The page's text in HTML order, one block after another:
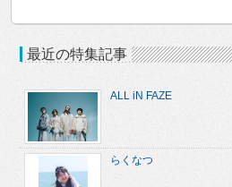
最近の特集記事
ALL iN FAZE
らくなつ